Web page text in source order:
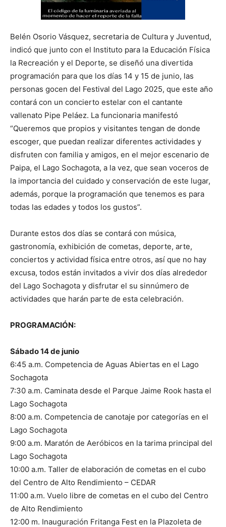
Belén Osorio Vásquez, secretaria de Cultura y Juventud,
indicó que junto con el Instituto para la Educación Física
la Recreación y el Deporte, se diseñó una divertida
programación para que los días 14 y 15 de junio, las
personas gocen del Festival del Lago 2025, que este año
contará con un concierto estelar con el cantante
vallenato Pipe Peláez. La funcionaria manifestó
“Queremos que propios y visitantes tengan de donde
escoger, que puedan realizar diferentes actividades y
disfruten con familia y amigos, en el mejor escenario de
Paipa, el Lago Sochagota, a la vez, que sean voceros de
la importancia del cuidado y conservación de este lugar,
además, porque la programación que tenemos es para
todas las edades y todos los gustos”.
Durante estos dos días se contará con música,
gastronomía, exhibición de cometas, deporte, arte,
conciertos y actividad física entre otros, así que no hay
excusa, todos están invitados a vivir dos días alrededor
del Lago Sochagota y disfrutar el su sinnúmero de
actividades que harán parte de esta celebración.
PROGRAMACIÓN:
Sábado 14 de junio
6:45 a.m. Competencia de Aguas Abiertas en el Lago
Sochagota
7:30 a.m. Caminata desde el Parque Jaime Rook hasta el
Lago Sochagota
8:00 a.m. Competencia de canotaje por categorías en el
Lago Sochagota
9:00 a.m. Maratón de Aeróbicos en la tarima principal del
Lago Sochagota
10:00 a.m. Taller de elaboración de cometas en el cubo
del Centro de Alto Rendimiento – CEDAR
11:00 a.m. Vuelo libre de cometas en el cubo del Centro
de Alto Rendimiento
12:00 m. Inauguración Fritanga Fest en la Plazoleta de